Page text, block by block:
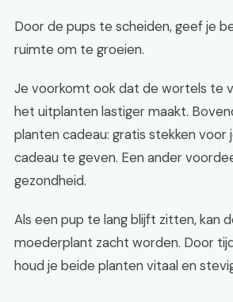
Door de pups te scheiden, geef je
ruimte om te groeien.
Je voorkomt ook dat de wortels te
het uitplanten lastiger maakt.
planten cadeau: gratis stekken voor
cadeau te geven. Een ander
gezondheid.
Als een pup te lang blijft zitten, kan
moederplant zacht worden. Door
houd je beide planten vitaal en